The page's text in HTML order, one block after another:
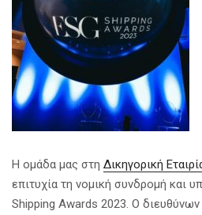
Η ομάδα μας στη Δικηγορική
επιτυχία τη νομική συνδρομή και
Shipping Awards 2023. Ο διευθύνων